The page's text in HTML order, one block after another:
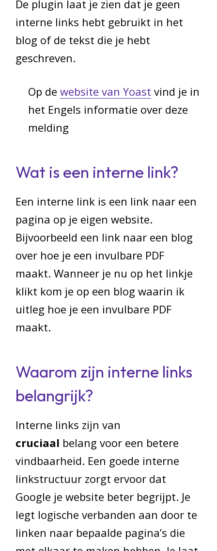
De plugin laat je zien dat je geen
interne links hebt gebruikt in het
blog of de tekst die je hebt
geschreven.
Op de website van Yoast vind je in
het Engels informatie over deze
melding
Wat is een interne link?
Een interne link is een link naar een
pagina op je eigen website.
Bijvoorbeeld een link naar een blog
over hoe je een invulbare PDF
maakt. Wanneer je nu op het linkje
klikt kom je op een blog waarin ik
uitleg hoe je een invulbare PDF
maakt.
Waarom zijn interne links
belangrijk?
Interne links zijn van
cruciaal belang voor een betere
vindbaarheid. Een goede interne
linkstructuur zorgt ervoor dat
Google je website beter begrijpt. Je
legt logische verbanden aan door te
linken naar bepaalde pagina’s die